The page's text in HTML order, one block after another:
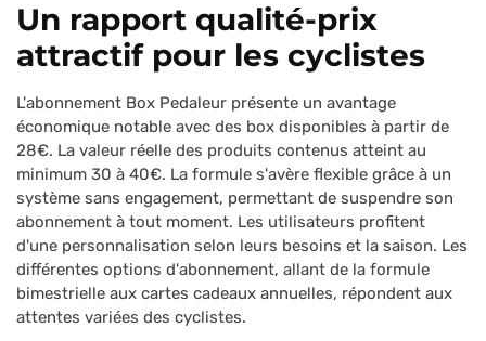
Un rapport qualité-prix
attractif pour les cyclistes
L'abonnement Box Pedaleur présente un avantage
économique notable avec des box disponibles à partir de
28€. La valeur réelle des produits contenus atteint au
minimum 30 à 40€. La formule s'avère flexible grâce à un
système sans engagement, permettant de suspendre son
abonnement à tout moment. Les utilisateurs profitent
d'une personnalisation selon leurs besoins et la saison. Les
différentes options d'abonnement, allant de la formule
bimestrielle aux cartes cadeaux annuelles, répondent aux
attentes variées des cyclistes.